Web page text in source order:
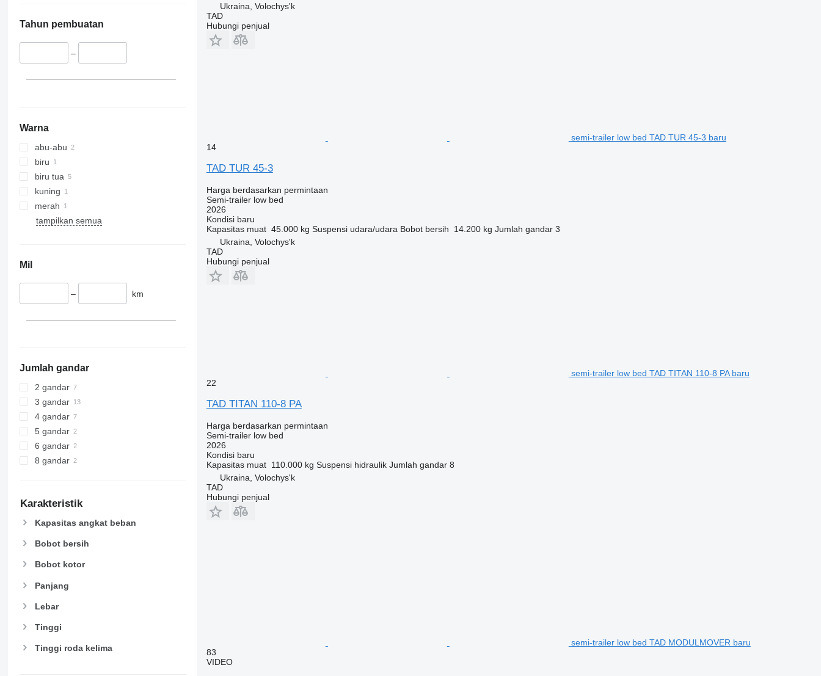
Tahun pembuatan
–
Warna
abu-abu
biru
biru tua
kuning
merah
tampilkan semua
Mil
– km
Jumlah gandar
2 gandar
3 gandar
4 gandar
5 gandar
6 gandar
8 gandar
Karakteristik
Kapasitas angkat beban
Bobot bersih
Bobot kotor
Panjang
Lebar
Tinggi
Tinggi roda kelima
Ukraina, Volochys'k
TAD
Hubungi penjual
semi-trailer low bed TAD TUR 45-3 baru
14
TAD TUR 45-3
Harga berdasarkan permintaan
Semi-trailer low bed
2026
Kondisibaru
Kapasitas muat 45.000 kg Suspensi udara/udara Bobot bersih 14.200 kg Jumlah gandar 3
Ukraina, Volochys'k
TAD
Hubungi penjual
semi-trailer low bed TAD TITAN 110-8 PA baru
22
TAD TITAN 110-8 PA
Harga berdasarkan permintaan
Semi-trailer low bed
2026
Kondisibaru
Kapasitas muat 110.000 kg Suspensi hidraulik Jumlah gandar 8
Ukraina, Volochys'k
TAD
Hubungi penjual
semi-trailer low bed TAD MODULMOVER baru
83
VIDEO